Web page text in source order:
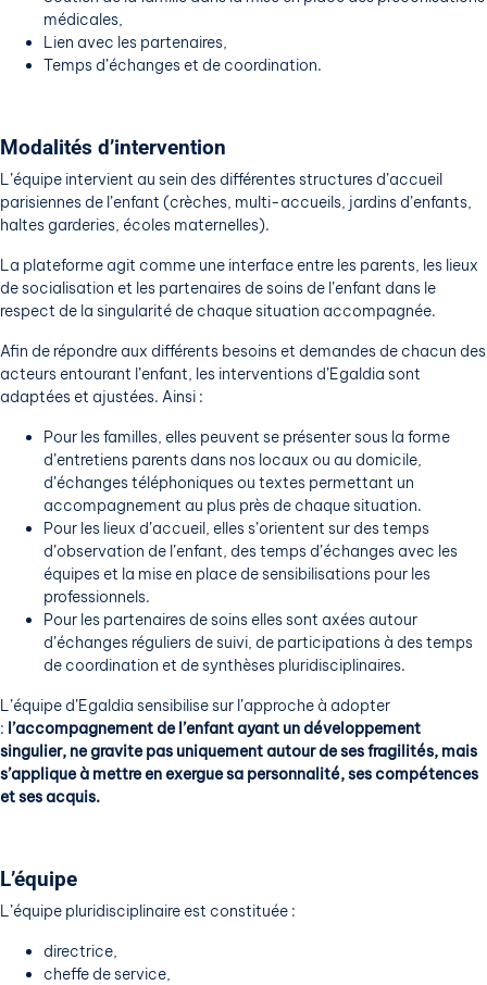
médicales,
Lien avec les partenaires,
Temps d’échanges et de coordination.
Modalités d’intervention
L’équipe intervient au sein des différentes structures d’accueil
parisiennes de l’enfant (crèches, multi-accueils, jardins d’enfants,
haltes garderies, écoles maternelles).
La plateforme agit comme une interface entre les parents, les lieux
de socialisation et les partenaires de soins de l’enfant dans le
respect de la singularité de chaque situation accompagnée.
Afin de répondre aux différents besoins et demandes de chacun des
acteurs entourant l’enfant, les interventions d’Egaldia sont
adaptées et ajustées. Ainsi :
Pour les familles, elles peuvent se présenter sous la forme
d’entretiens parents dans nos locaux ou au domicile,
d’échanges téléphoniques ou textes permettant un
accompagnement au plus près de chaque situation.
Pour les lieux d’accueil, elles s’orientent sur des temps
d’observation de l’enfant, des temps d’échanges avec les
équipes et la mise en place de sensibilisations pour les
professionnels.
Pour les partenaires de soins elles sont axées autour
d’échanges réguliers de suivi, de participations à des temps
de coordination et de synthèses pluridisciplinaires.
L’équipe d’Egaldia sensibilise sur l’approche à adopter
: l’accompagnement de l’enfant ayant un développement
singulier, ne gravite pas uniquement autour de ses fragilités, mais
s’applique à mettre en exergue sa personnalité, ses compétences
et ses acquis.
L’équipe
L’équipe pluridisciplinaire est constituée :
directrice,
cheffe de service,